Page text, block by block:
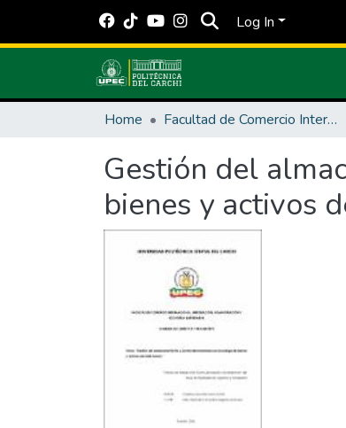
Log In
Home Facultad de Comercio Internacional, Integración, Administración y Economía Empresarial
Gestión del
bienes y activos